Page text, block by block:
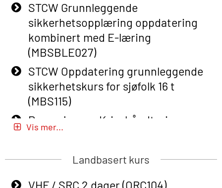
Basic Safety Training – Refresher
Course (English) (OBS1063)
Basic Safety Training – Refresher
Course (English) for emergency
response personnel with Adaptive E-
learning (OBSBLE050)
Helikopterevakuering inkl pustelunge
med adaptive e-læring (OSEBLE018)
Airpocket with E-learning (English)
STCW Grunnleggende
sikkerhetsopplæring oppdatering
kombinert med E-læring
(MBSBLE027)
STCW Oppdatering grunnleggende
sikkerhetskurs for sjøfolk 16 t
(MBS115)
Passasjer- og Krisehåndtering
(MBSBLE020)
Passasjer- og Krisehåndtering
Vis mer...
Landbasert kurs
VHF / SRC 2 dager (ORC104)